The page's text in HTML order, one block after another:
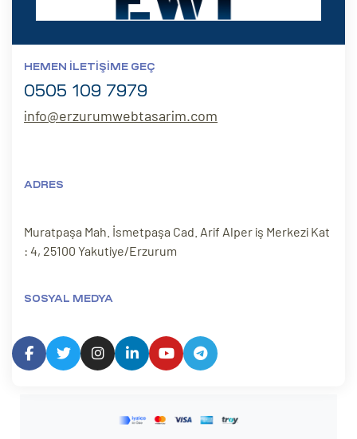
HEMEN İLETIŞIME GEÇ
0505 109 7979
info@erzurumwebtasarim.com
ADRES
Muratpaşa Mah. İsmetpaşa Cad. Arif Alper iş Merkezi Kat
: 4, 25100 Yakutiye/Erzurum
SOSYAL MEDYA